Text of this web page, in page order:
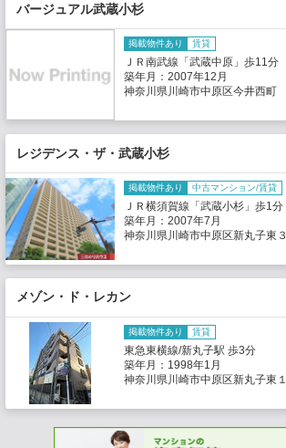
バージュアル武蔵小杉
掲載物件あり 賃貸
ＪＲ南武線「武蔵中原」歩11分
築年月：2007年12月
神奈川県川崎市中原区今井西町
レジデンス・ザ・武蔵小杉
掲載物件あり 中古マンション/賃貸
ＪＲ横須賀線「武蔵小杉」歩1分
築年月：2007年7月
神奈川県川崎市中原区新丸子東３
メゾン・ド・レカン
掲載物件あり 賃貸
東急東横線/新丸子駅 歩3分
築年月：1998年1月
神奈川県川崎市中原区新丸子東１